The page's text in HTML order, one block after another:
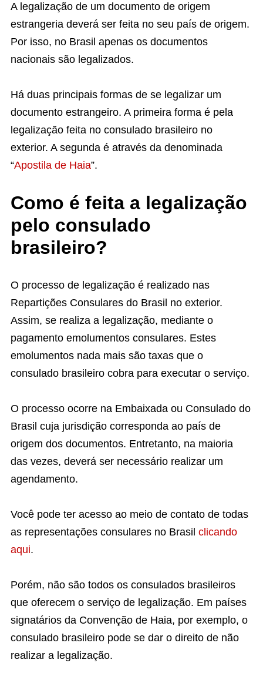
A legalização de um documento de origem
estrangeria deverá ser feita no seu país de origem.
Por isso, no Brasil apenas os documentos
nacionais são legalizados.
Há duas principais formas de se legalizar um
documento estrangeiro. A primeira forma é pela
legalização feita no consulado brasileiro no
exterior. A segunda é através da denominada
“Apostila de Haia”.
Como é feita a legalização
pelo consulado
brasileiro?
O processo de legalização é realizado nas
Repartições Consulares do Brasil no exterior.
Assim, se realiza a legalização, mediante o
pagamento emolumentos consulares. Estes
emolumentos nada mais são taxas que o
consulado brasileiro cobra para executar o serviço.
O processo ocorre na Embaixada ou Consulado do
Brasil cuja jurisdição corresponda ao país de
origem dos documentos. Entretanto, na maioria
das vezes, deverá ser necessário realizar um
agendamento.
Você pode ter acesso ao meio de contato de todas
as representações consulares no Brasil clicando
aqui.
Porém, não são todos os consulados brasileiros
que oferecem o serviço de legalização. Em países
signatários da Convenção de Haia, por exemplo, o
consulado brasileiro pode se dar o direito de não
realizar a legalização.